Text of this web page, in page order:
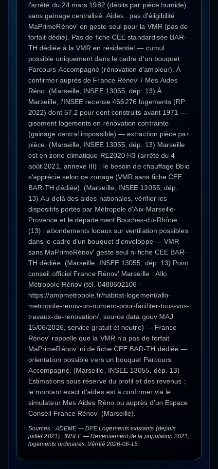
l'arrêté du 24 mars 1982 (débits par pièce humide)
sans gainage centralisé. Aides : pas d'éligibilité
MaPrimeRénov' en geste seul pour la VMR (pas de
forfait dédié). Pas de fiche CEE standardisée BAR-
TH dédiée à la VMR en résidentiel — cumul
possible uniquement dans le cadre d'un bouquet
Parcours Accompagné (rénovation d'ampleur). À
confirmer auprès de France Rénov' / Mes Aides
Réno. (Marseille, INSEE 13055, dép. 13) À
Marseille, l'INSEE recense 466 276 logements (RP
2022) dont 57.2 pour cent construits avant 1971 —
gisement logements en rénovation contrainte
(gainage central impossible) — extraction pièce par
pièce. (Marseille, INSEE 13055, dép. 13) Marseille
est en zone climatique RE2020 H3 (arrêté du 4
août 2021, annexe III) : le besoin de chauffage Bbio
s'apprécie selon ce zonage (VMR sans fiche CEE
BAR-TH dédiée). (Marseille, INSEE 13055, dép.
13) Au-delà des aides nationales, vérifier les
dispositifs portés par Métropole d'Aix-Marseille-
Provence et le département Bouches-du-Rhône
(13) : abondements locaux sur ventilation possibles
dans le cadre d'un bouquet d'enveloppe — VMR
sans MaPrimeRénov' geste seul ni fiche CEE BAR-
TH dédiée. (Marseille, INSEE 13055, dép. 13) Point
conseil officiel France Rénov' Marseille : Allo
Métropole Rénov (tél. 0488602106 ·
https://ampmetropole.fr/habitat-logement/allo-
metropole-renov-un-numero-pour-faciliter-tous-vos-
travaux-de-renovation/, source data.gouv MAJ
15/06/2026, service gratuit et neutre) — France
Rénov' rappelle que la VMR n'a pas de forfait
MaPrimeRénov' ni de fiche CEE BAR-TH dédiée —
orientation possible vers un bouquet Parcours
Accompagné. (Marseille, INSEE 13055, dép. 13)
Estimations sous réserve du profil et des revenus ;
le montant exact d'aides est à confirmer via le
simulateur Mes Aides Réno ou auprès d'un Espace
Conseil France Rénov' (Marseille).
Sources : ADEME — DPE Logements existants (depuis
juillet 2021) ; INSEE — Recensement de la population 2021,
logements ordinaires. Vérifié 2026-06-15.